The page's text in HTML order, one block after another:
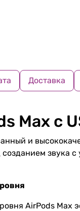
Доставка
Max c
и
AirPods